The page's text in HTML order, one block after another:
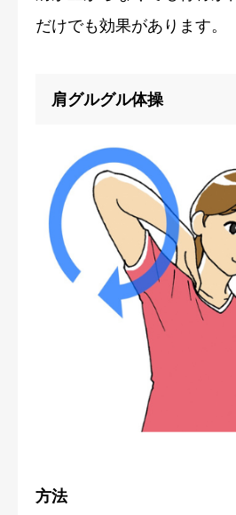
だけでも効果があります。
肩グルグル体操
方法